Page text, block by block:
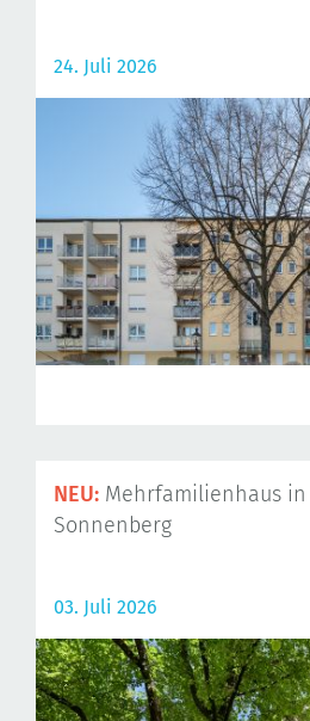
24. Juli 2026
NEU: Mehrfamilienhaus in
Sonnenberg
03. Juli 2026